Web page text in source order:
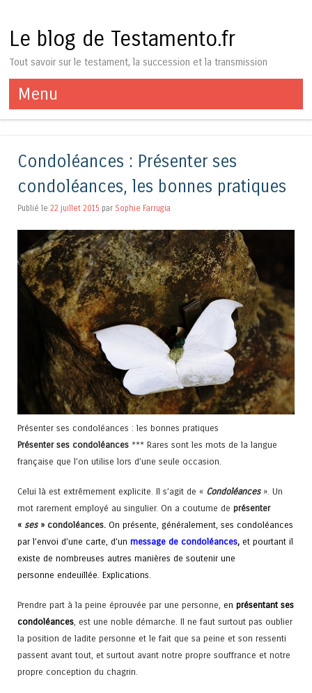
Le blog de Testamento.fr
Tout savoir sur le testament, la succession et la transmission
Menu
Aller au contenu
Condoléances : Présenter ses
condoléances, les bonnes pratiques
Publié le 22 juillet 2015 par Sophie Farrugia
Présenter ses condoléances : les bonnes pratiques
Présenter ses condoléances *** Rares sont les mots de la langue
française que l’on utilise lors d’une seule occasion.
Celui là est extrêmement explicite. Il s’agit de « Condoléances». Un
mot rarement employé au singulier. On a coutume de présenter
« ses» condoléances. On présente, généralement, ses condoléances
par l’envoi d’une carte, d’un message de condoléances, et pourtant il
existe de nombreuses autres manières de soutenir une
personne endeuillée. Explications.
Prendre part à la peine éprouvée par une personne, en présentant ses
condoléances, est une noble démarche. Il ne faut surtout pas oublier
la position de ladite personne et le fait que sa peine et son ressenti
passent avant tout, et surtout avant notre propre souffrance et notre
propre conception du chagrin.